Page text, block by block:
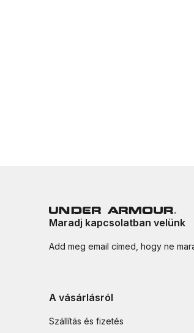
Maradj kapcsolatban velünk
Add meg email címed, hogy ne
A vásárlásról
Szállítás és fizetés